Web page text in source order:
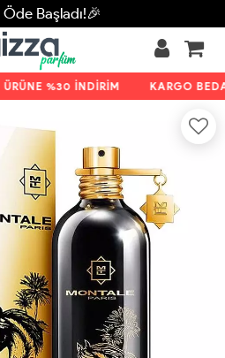
Öde Başladı!🎉
%30 İNDİRİM KARGO